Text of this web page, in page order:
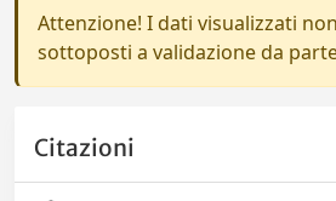
Attenzione! I dati visualizzati
sottoposti a validazione da
Citazioni